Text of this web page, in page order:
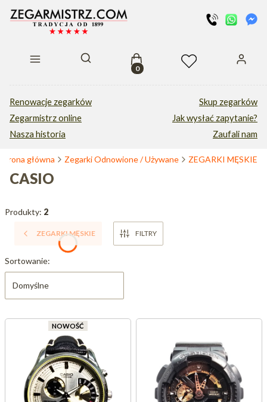
Otwórz wyszukiwarkęProdukty w koszyku: 0. Zobacz
Renowacje zegarków
Zegarmistrz online
Nasza historia
Skup zegarków
Jak wysłać zapytanie?
Zaufali nam
Strona główna Zegarki Odnowione / Używane ZEGARKI MĘSKIE
CASIO
Produkty: 2
ZEGARKI MĘSKIE FILTRY
Lista produktów
Sortowanie:
Domyślne
NOWOŚĆ